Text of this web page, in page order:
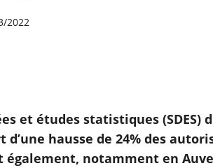
2022
et études statistiques
hausse de 24% des
également, notamment en